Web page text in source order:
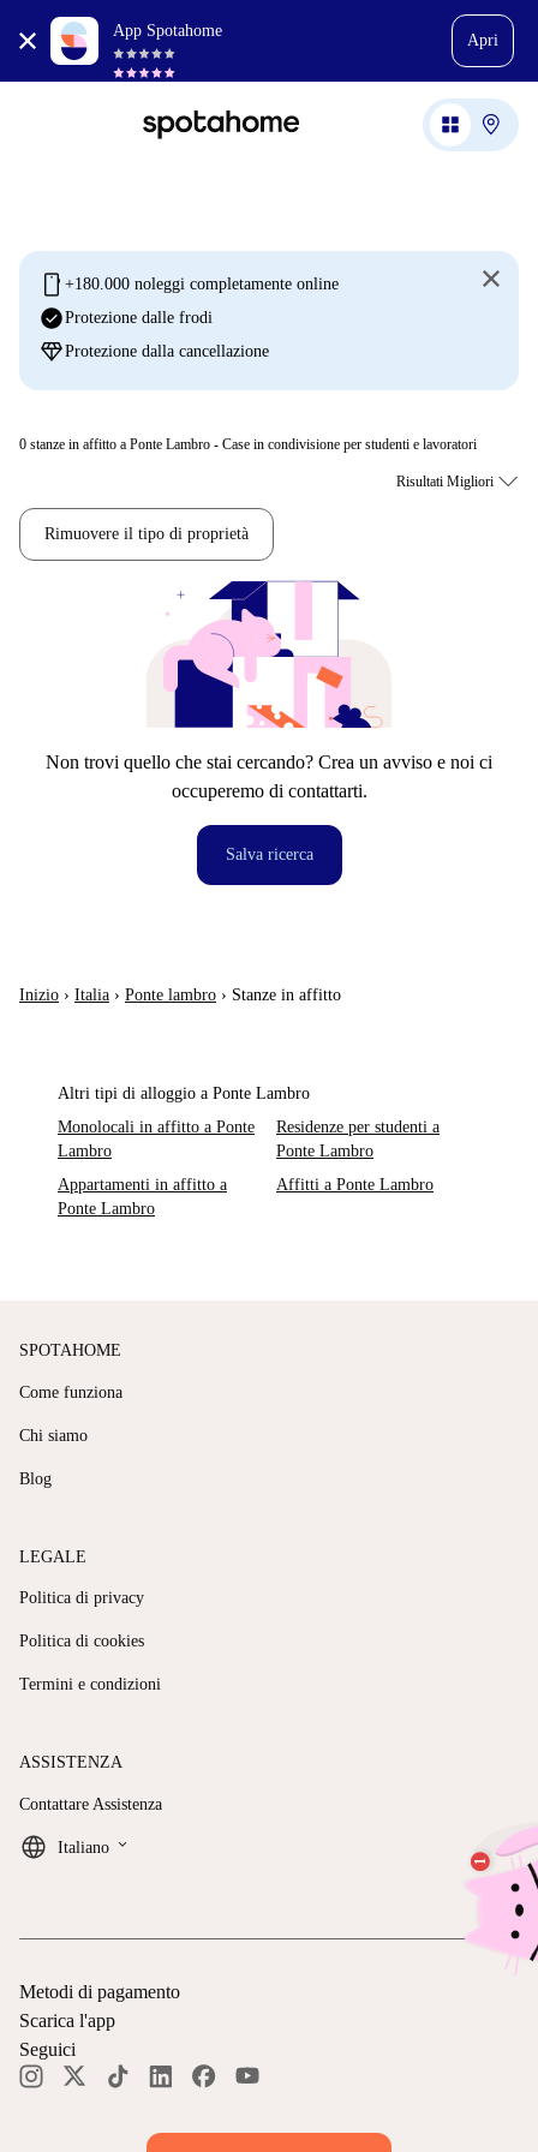
App Spotahome
Apri
mobile +180.000 noleggi completamente online
check_circleProtezione dalle frodi
diamondProtezione dalla cancellazione
0 stanze in affitto a Ponte Lambro - Case in condivisione per studenti e lavoratori
Rimuovere il tipo di proprietà
Non trovi quello che stai cercando? Crea un avviso e noi ci
occuperemo di contattarti.
Salva ricerca
Inizio › Italia › Ponte lambro › Stanze in affitto
Altri tipi di alloggio a Ponte Lambro
Monolocali in affitto a Ponte
Lambro
Residenze per studenti a
Ponte Lambro
Appartamenti in affitto a
Ponte Lambro
Affitti a Ponte Lambro
SPOTAHOME
Come funziona
Chi siamo
Blog
LEGALE
Politica di privacy
Politica di cookies
Termini e condizioni
ASSISTENZA
Contattare Assistenza
Italiano keyboard_arrow_down
Metodi di pagamento
Scarica l'app
Seguici